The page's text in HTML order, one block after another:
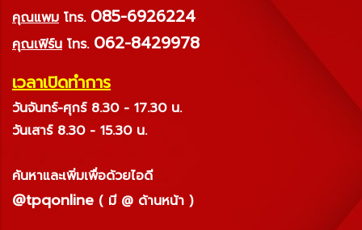
คุณแพม โทร. 085-6926224
คุณเฟิร์น โทร. 062-8429978
เวลาเปิดทำการ
วันจันทร์-ศุกร์ 8.30 - 17.30 น.
วันเสาร์ 8.30 - 15.30 น.
ค้นหาและเพิ่มเพื่อด้วยไอดี
@tpqonline ( มี @ ด้านหน้า )